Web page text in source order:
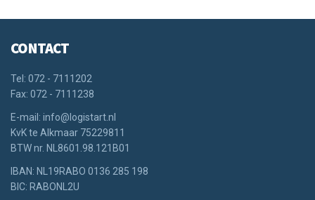
CONTACT
Tel: 072 - 7111202
Fax: 072 - 7111238
E-mail: info@logistart.nl
KvK te Alkmaar 75229811
BTW nr. NL8601.98.121B01
IBAN: NL19RABO 0136 285 198
BIC: RABONL2U